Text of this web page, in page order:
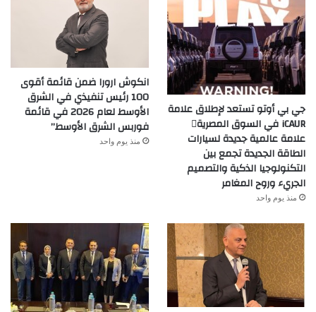
جي بي أوتو تستعد لإطلاق علامة
iCAUR في السوق المصرية
علامة عالمية جديدة لسيارات
الطاقة الجديدة تجمع بين
التكنولوجيا الذكية والتصميم
الجريء وروح المغامر
منذ يوم واحد
انكوش ارورا ضمن قائمة أقوى
100 رئيس تنفيذي في الشرق
الأوسط لعام 2026 في قائمة
فوربس الشرق الأوسط”
منذ يوم واحد